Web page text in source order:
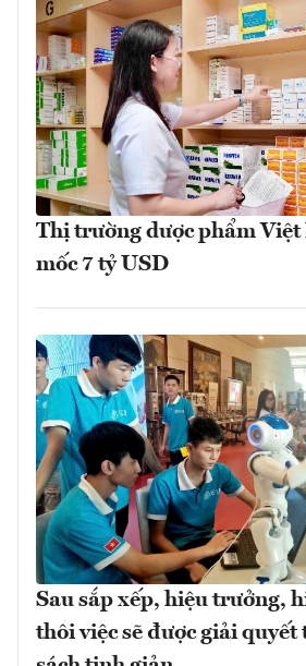
Thị trường dược phẩm Việt
mốc 7 tỷ USD
Sau sắp xếp, hiệu trưởng,
thôi việc sẽ được giải quyết